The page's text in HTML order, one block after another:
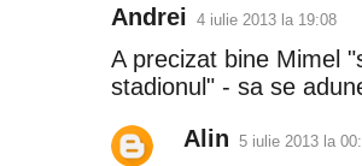
Andrei 4 iulie 2013 la 19:08
A precizat bine Mimel
stadionul" - sa se
Alin 5 iulie 2013 la